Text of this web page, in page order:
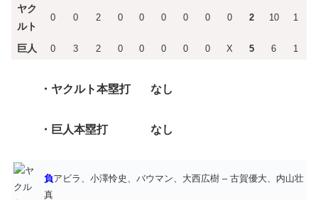
ヤク
ルト
0 0 2 0 0 0 0 0 0 2 10 1
巨人 0 3 2 0 0 0 0 0 X 5 6 1
・ヤクルト本塁打 なし
・巨人本塁打 なし
負アビラ、小澤怜史、バウマン、大西広樹 – 古賀優大、内山壮
真